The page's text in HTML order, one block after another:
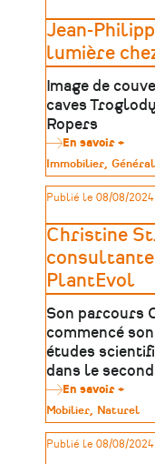
Jean-
lumière
Image de
caves
Ropers
En savoir +
Jean-
chez
Type
de
patrimoine
Immobilier
Publié le 08/08/2024.
Christine
PlantEvol
Son parcours
commencé
études
dans le
En savoir +
Type
de
patrimoine
Mobilier Naturel
Publié le 08/08/2024.